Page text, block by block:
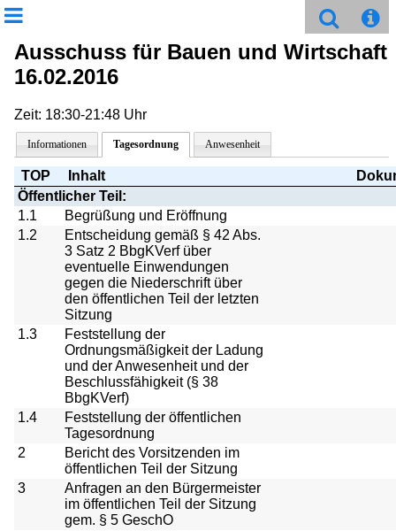
Ausschuss für Bauen und Wirtschaft
16.02.2016
Zeit: 18:30-21:48 Uhr
Informationen Tagesordnung Anwesenheit
TOP Inhalt
Öffentlicher Teil:
1.1
Begrüßung und Eröffnung
1.2
Entscheidung gemäß § 42 Abs.
3 Satz 2 BbgKVerf über
eventuelle Einwendungen
gegen die Niederschrift über
den öffentlichen Teil der letzten
Sitzung
1.3
Feststellung der
Ordnungsmäßigkeit der Ladung
und der Anwesenheit und der
Beschlussfähigkeit (§ 38
BbgKVerf)
1.4
Feststellung der öffentlichen
Tagesordnung
2
Bericht des Vorsitzenden im
öffentlichen Teil der Sitzung
3
Anfragen an den Bürgermeister
im öffentlichen Teil der Sitzung
gem. § 5 GeschO